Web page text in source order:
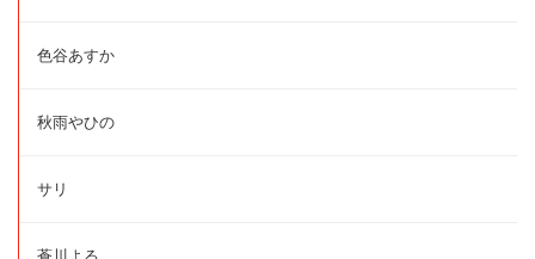
色谷あすか
秋雨やひの
サリ